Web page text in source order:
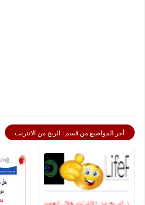
أخر المواضيع من قسم : الربح من الانترنت